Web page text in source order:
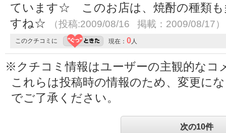
ています☆ このお店は、焼酎の種類も
すね☆
（投稿:2009/08/16 掲載：2009/08/17）
このクチコミに 現在： 0人
※クチコミ情報はユーザーの主観的なコ
これらは投稿時の情報のため、変更に
でご了承ください。
次の10件